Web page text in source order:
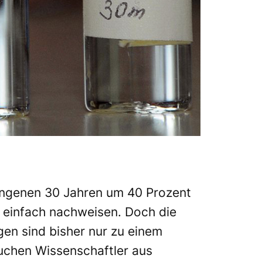
30 Jahren um 40 Prozent
nachweisen. Doch die
sind bisher nur zu einem
Wissenschaftler aus